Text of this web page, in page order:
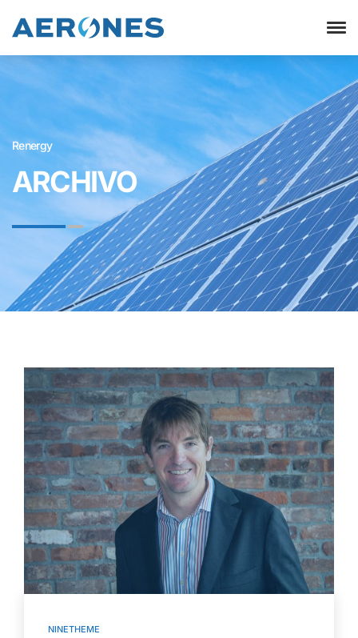
Renergy
ARCHIVO
NINETHEME